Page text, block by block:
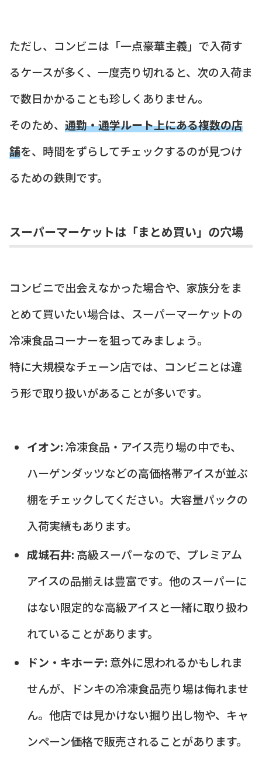
ただし、コンビニは「一点豪華主義」で入荷す
るケースが多く、一度売り切れると、次の入荷ま
で数日かかることも珍しくありません。
そのため、 通勤・通学ルート上にある複数の店
舗を、時間をずらしてチェックするのが見つけ
るための鉄則です。
スーパーマーケットは「まとめ買い」の穴場
コンビニで出会えなかった場合や、家族分をま
とめて買いたい場合は、スーパーマーケットの
冷凍食品コーナーを狙ってみましょう。
特に大規模なチェーン店では、コンビニとは違
う形で取り扱いがあることが多いです。
イオン:冷凍食品・アイス売り場の中でも、
ハーゲンダッツなどの高価格帯アイスが並ぶ
棚をチェックしてください。大容量パックの
入荷実績もあります。
成城石井: 高級スーパーなので、プレミアム
アイスの品揃えは豊富です。他のスーパーに
はない限定的な高級アイスと一緒に取り扱わ
れていることがあります。
ドン・キホーテ: 意外に思われるかもしれま
せんが、ドンキの冷凍食品売り場は侮れませ
ん。他店では見かけない掘り出し物や、キャ
ンペーン価格で販売されることがあります。